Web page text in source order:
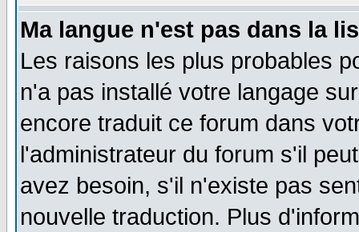
Ma langue n'est pas dans la
Les raisons les plus probables
n'a pas installé votre langage
encore traduit ce forum dans
l'administrateur du forum s'il
avez besoin, s'il n'existe pas
nouvelle traduction. Plus